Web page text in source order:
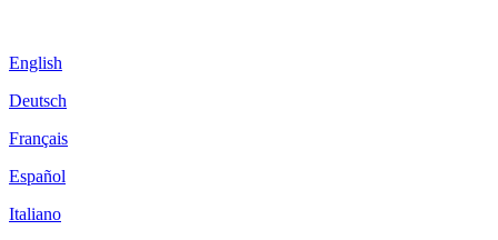
English
Deutsch
Français
Español
Italiano